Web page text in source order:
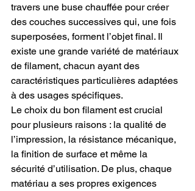
travers une buse chauffée pour créer
des couches successives qui, une fois
superposées, forment l’objet final. Il
existe une grande variété de matériaux
de filament, chacun ayant des
caractéristiques particulières adaptées
à des usages spécifiques.
Le choix du bon filament est crucial
pour plusieurs raisons : la qualité de
l’impression, la résistance mécanique,
la finition de surface et même la
sécurité d’utilisation. De plus, chaque
matériau a ses propres exigences